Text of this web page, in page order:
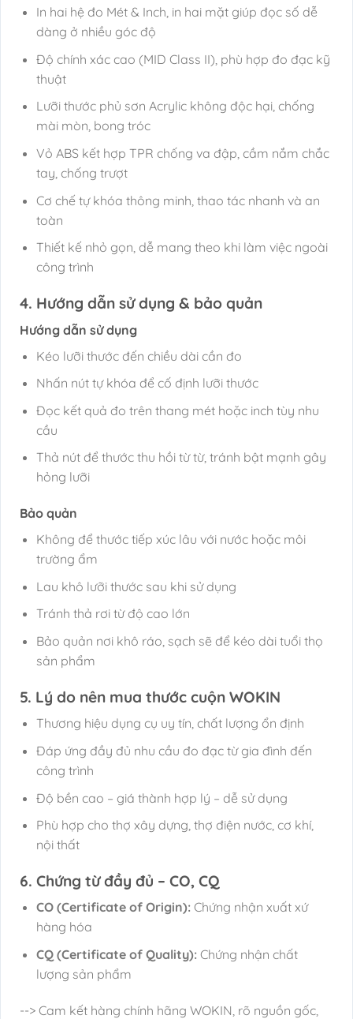
In hai hệ đo Mét & Inch, in hai mặt giúp đọc số dễ
dàng ở nhiều góc độ
Độ chính xác cao (MID Class II), phù hợp đo đạc kỹ
thuật
Lưỡi thước phủ sơn Acrylic không độc hại, chống
mài mòn, bong tróc
Vỏ ABS kết hợp TPR chống va đập, cầm nắm chắc
tay, chống trượt
Cơ chế tự khóa thông minh, thao tác nhanh và an
toàn
Thiết kế nhỏ gọn, dễ mang theo khi làm việc ngoài
công trình
4. Hướng dẫn sử dụng & bảo quản
Hướng dẫn sử dụng
Kéo lưỡi thước đến chiều dài cần đo
Nhấn nút tự khóa để cố định lưỡi thước
Đọc kết quả đo trên thang mét hoặc inch tùy nhu
cầu
Thả nút để thước thu hồi từ từ, tránh bật mạnh gây
hỏng lưỡi
Bảo quản
Không để thước tiếp xúc lâu với nước hoặc môi
trường ẩm
Lau khô lưỡi thước sau khi sử dụng
Tránh thả rơi từ độ cao lớn
Bảo quản nơi khô ráo, sạch sẽ để kéo dài tuổi thọ
sản phẩm
5. Lý do nên mua thước cuộn WOKIN
Thương hiệu dụng cụ uy tín, chất lượng ổn định
Đáp ứng đầy đủ nhu cầu đo đạc từ gia đình đến
công trình
Độ bền cao – giá thành hợp lý – dễ sử dụng
Phù hợp cho thợ xây dựng, thợ điện nước, cơ khí,
nội thất
6. Chứng từ đầy đủ – CO, CQ
CO (Certificate of Origin):Chứng nhận xuất xứ
hàng hóa
CQ (Certificate of Quality):Chứng nhận chất
lượng sản phẩm
--> Cam kết hàng chính hãng WOKIN, rõ nguồn gốc,